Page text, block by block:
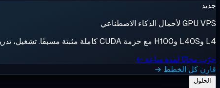
جديد
GPU VPS لأحمال الذكاء الاصطناعي
L4 وL40S وH100 مع حزمة CUDA كاملة مثبتة مسبقًا. تشغيل، تدريب، إيقاف، فوترة بالثانية.
جرّب مجانًا لمدة ساعة ←
قارن كل الخطط →
الحلول